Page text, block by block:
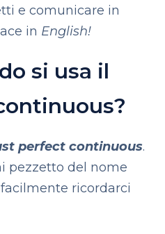
e comunicare in
in English!
si usa il
perfect continuous.
pezzetto del nome
ricordarci